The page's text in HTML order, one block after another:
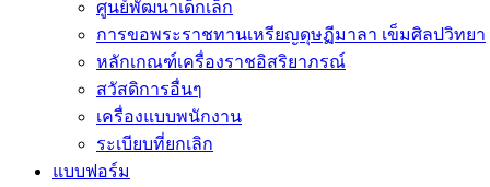
ศูนย์พัฒนาเด็กเล็ก
การขอพระราชทานเหรียญดุษฏีมาลา เข็มศิลปวิทยา
หลักเกณฑ์เครื่องราชอิสริยาภรณ์
สวัสดิการอื่นๆ
เครื่องแบบพนักงาน
ระเบียบที่ยกเลิก
แบบฟอร์ม